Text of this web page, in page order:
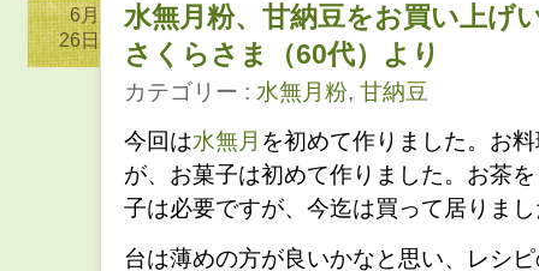
6月
26日
水無月粉、甘納豆をお買い上
さくらさま（60代）より
カテゴリー : 水無月粉, 甘納豆
今回は水無月 を初めて作りました。お
が、お菓子は初めて作りました。お茶
子は必要ですが、今迄は買って居りま
台は薄めの方が良いかなと思い、レシ